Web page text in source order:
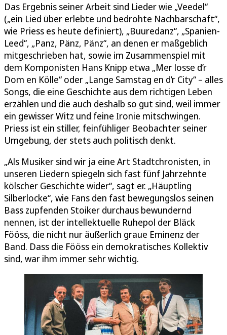
Das Ergebnis seiner Arbeit sind Lieder wie „Veedel“
(„ein Lied über erlebte und bedrohte Nachbarschaft“,
wie Priess es heute definiert), „Buuredanz“, „Spanien-
Leed“, „Panz, Pänz, Pänz“, an denen er maßgeblich
mitgeschrieben hat, sowie im Zusammenspiel mit
dem Komponisten Hans Knipp etwa „Mer losse d’r
Dom en Kölle“ oder „Lange Samstag en d’r City“ – alles
Songs, die eine Geschichte aus dem richtigen Leben
erzählen und die auch deshalb so gut sind, weil immer
ein gewisser Witz und feine Ironie mitschwingen.
Priess ist ein stiller, feinfühliger Beobachter seiner
Umgebung, der stets auch politisch denkt.
„Als Musiker sind wir ja eine Art Stadtchronisten, in
unseren Liedern spiegeln sich fast fünf Jahrzehnte
kölscher Geschichte wider“, sagt er. „Häuptling
Silberlocke“, wie Fans den fast bewegungslos seinen
Bass zupfenden Stoiker durchaus bewundernd
nennen, ist der intellektuelle Ruhepol der Bläck
Fööss, die nicht nur äußerlich graue Eminenz der
Band. Dass die Fööss ein demokratisches Kollektiv
sind, war ihm immer sehr wichtig.